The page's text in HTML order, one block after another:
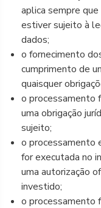
aplica sempre
estiver sujeito à
dados;
o fornecimento
cumprimento de
quaisquer
o processamento
uma obrigação
sujeito;
o processamento
for executada no
uma autorização
investido;
o processamento